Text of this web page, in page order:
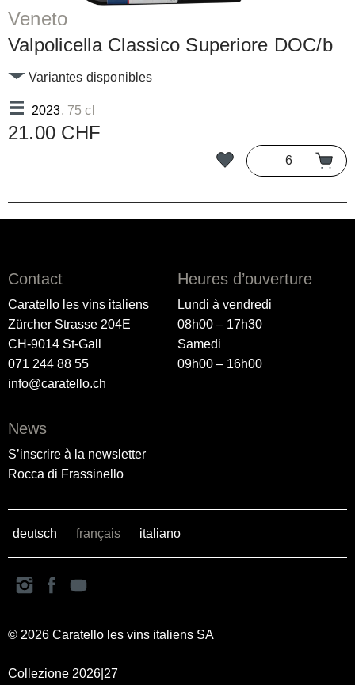
Veneto
Valpolicella Classico Superiore DOC/b
2023, 75 cl
Variantes disponibles
21.00 CHF
Contact
Caratello les vins italiens
Zürcher Strasse 204E
CH-9014 St-Gall
071 244 88 55
info@caratello.ch
Heures d’ouverture
Lundi à vendredi
08h00 – 17h30
Samedi
09h00 – 16h00
News
S’inscrire à la newsletter
Rocca di Frassinello
deutsch français italiano
© 2026 Caratello les vins italiens SA
Collezione 2026|27